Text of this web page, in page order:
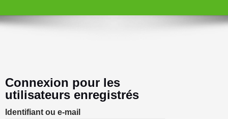
Connexion pour les
utilisateurs enregistrés
Identifiant ou e-mail